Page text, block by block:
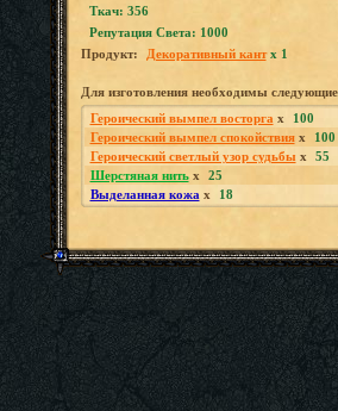
Ткач: 356
Репутация Света: 1000
Продукт:
Декоративный кантx 1
Для изготовления необходимы
Героический вымпел восторга x
100
Героический вымпел спокойствияx
100
Героический светлый узор судьбы x
55
Шерстяная нитьx
25
Выделанная кожа x 18